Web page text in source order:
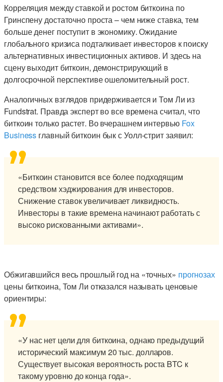
Корреляция между ставкой и ростом биткоина по
Гринспену достаточно проста – чем ниже ставка, тем
больше денег поступит в экономику. Ожидание
глобального кризиса подталкивает инвесторов к поиску
альтернативных инвестиционных активов. И здесь на
сцену выходит биткоин, демонстрирующий в
долгосрочной перспективе ошеломительный рост.
Аналогичных взглядов придерживается и Том Ли из
Fundstrat. Правда эксперт во все времена считал, что
биткоин только растет. Во вчерашнем интервью Fox
Business главный биткоин бык с Уолл-стрит заявил:
«Биткоин становится все более подходящим
средством хэджирования для инвесторов.
Снижение ставок увеличивает ликвидность.
Инвесторы в такие времена начинают работать с
высоко рискованными активами».
Обжигавшийся весь прошлый год на «точных» прогнозах
цены биткоина, Том Ли отказался называть ценовые
ориентиры:
«У нас нет цели для биткоина, однако предыдущий
исторический максимум 20 тыс. долларов.
Существует высокая вероятность роста BTC к
такому уровню до конца года».